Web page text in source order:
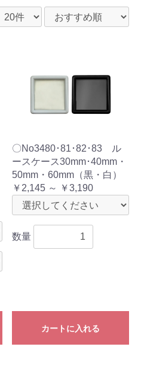
〇No3480･81･82･83 ル
ースケース30mm･40mm・
50mm・60mm（黒・白）
￥2,145 ～ ￥3,190
数量
カートに入れる